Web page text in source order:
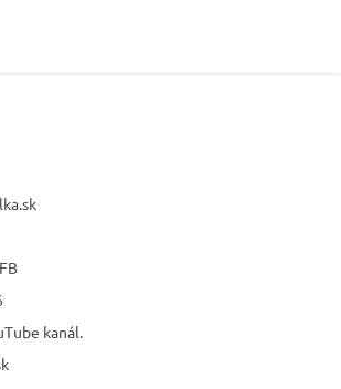
kanál.